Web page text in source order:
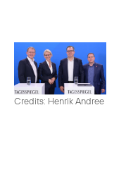
Credits: Henrik Andree